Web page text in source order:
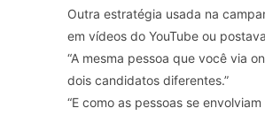
Outra estratégia usada na
em vídeos do YouTube ou
“A mesma pessoa que você via
dois candidatos diferentes.”
“E como as pessoas se